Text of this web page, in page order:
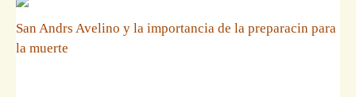
San Andrs Avelino y la importancia de la preparacin para
la muerte